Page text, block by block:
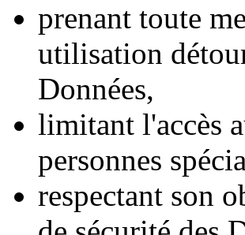
prenant toute
utilisation
Données,
limitant l'accès
personnes
respectant son